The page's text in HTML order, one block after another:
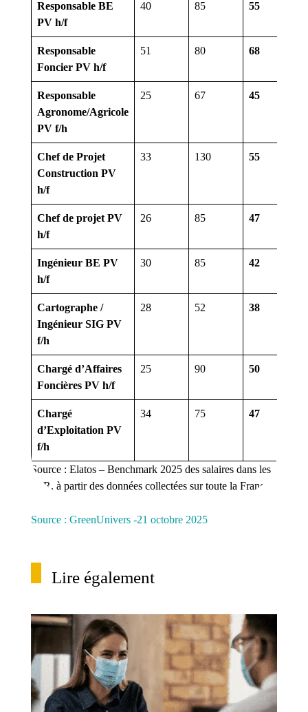
Responsable BE
PV h/f
40 85 55
Responsable
Foncier PV h/f
51 80 68
Responsable
Agronome/Agricole
PV f/h
25 67 45
Chef de Projet
Construction PV
h/f
33 130 55
Chef de projet PV
h/f
26 85 47
Ingénieur BE PV
h/f
30 85 42
Cartographe /
Ingénieur SIG PV
f/h
28 52 38
Chargé d’Affaires
Foncières PV h/f
25 90 50
Chargé
d’Exploitation PV
f/h
34 75 47
Source : Elatos – Benchmark 2025 des salaires dans les
EnR, à partir des données collectées sur toute la France
Source : GreenUnivers -21 octobre 2025
Lire également